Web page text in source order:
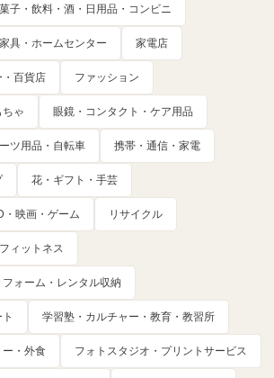
子・飲料・酒・日用品・コンビニ
家具・ホームセンター 家電店
・百貨店 ファッション
ゃ 眼鏡・コンタクト・ケア用品
ツ用品・自転車 携帯・通信・家電
花・ギフト・手芸
・映画・ゲーム リサイクル
ィットネス
ォーム・レンタル収納
学習塾・カルチャー・教育・教習所
ー・外食 フォトスタジオ・プリントサービス